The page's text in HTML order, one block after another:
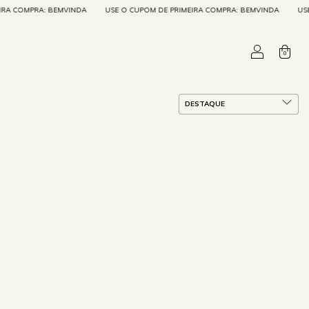
COMPRA: BEMVINDA USE O CUPOM DE PRIMEIRA COMPRA: BEMVINDA USE
0